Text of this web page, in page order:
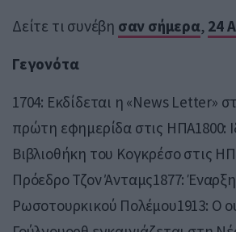
Δείτε τι συνέβη σαν σήμερα, 24
Γεγονότα
1704: Εκδίδεται η «News Letter»
πρώτη εφημερίδα στις ΗΠΑ1800:
Βιβλιοθήκη του Κογκρέσο στις
Πρόεδρο Τζον Άνταμς1877:
Ρωσοτουρκικού Πολέμου1913: Ο